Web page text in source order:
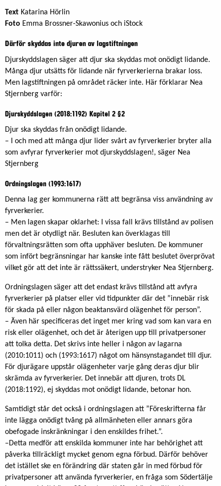
Text Katarina Hörlin
Foto Emma Brossner-Skawonius och iStock
Därför skyddas inte djuren av lagstiftningen
Djurskyddslagen säger att djur ska skyddas mot onödigt lidande.
Många djur utsätts för lidande när fyrverkerierna brakar loss.
Men lagstiftningen på området räcker inte. Här förklarar Nea
Stjernberg varför:
Djurskyddslagen (2018:1192) Kapitel 2 §2
Djur ska skyddas från onödigt lidande.
– I och med att många djur lider svårt av fyrverkerier bryter alla
som avfyrar fyrverkerier mot djurskyddslagen!, säger Nea
Stjernberg
Ordningslagen (1993:1617)
Denna lag ger kommunerna rätt att begränsa viss användning av
fyrverkerier.
– Men lagen skapar oklarhet: I vissa fall krävs tillstånd av polisen
men det är otydligt när. Besluten kan överklagas till
förvaltningsrätten som ofta upphäver besluten. De kommuner
som infört begränsningar har kanske inte fått beslutet överprövat
vilket gör att det inte är rättssäkert, understryker Nea Stjernberg.
Ordningslagen säger att det endast krävs tillstånd att avfyra
fyrverkerier på platser eller vid tidpunkter där det ”innebär risk
för skada på eller någon beaktansvärd olägenhet för person”.
– Även här specificeras det inget mer kring vad som kan vara en
risk eller olägenhet, och det är återigen upp till privatpersoner
att tolka detta. Det skrivs inte heller i någon av lagarna
(2010:1011) och (1993:1617) något om hänsynstagandet till djur.
För djurägare uppstår olägenheter varje gång deras djur blir
skrämda av fyrverkerier. Det innebär att djuren, trots DL
(2018:1192), ej skyddas mot onödigt lidande, betonar hon.
Samtidigt står det också i ordningslagen att ”Föreskrifterna får
inte lägga onödigt tvång på allmänheten eller annars göra
obefogade inskränkningar i den enskildes frihet.”.
–Detta medför att enskilda kommuner inte har behörighet att
påverka tillräckligt mycket genom egna förbud. Därför behöver
det istället ske en förändring där staten går in med förbud för
privatpersoner att använda fyrverkerier, en fråga som Södertälje